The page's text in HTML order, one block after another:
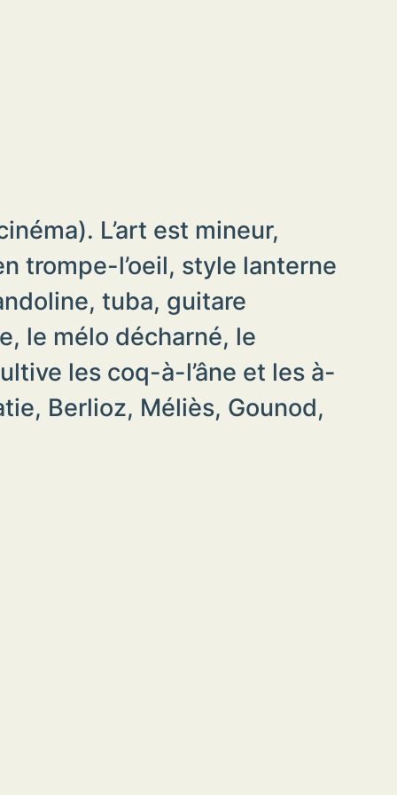
L’art est mineur,
trompe-l’oeil, style lanterne
tuba, guitare
le mélo décharné, le
les coq-à-l’âne et les à-
Berlioz, Méliès, Gounod,